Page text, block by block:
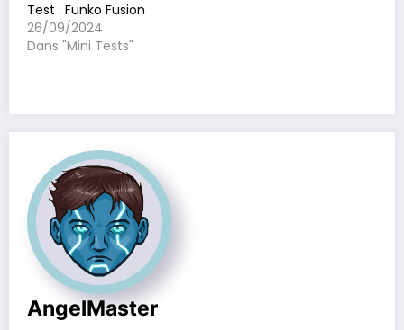
Test : Funko Fusion
26/09/2024
Dans "Mini Tests"
AngelMaster